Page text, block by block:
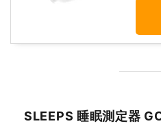
SLEEPS 睡眠測定器